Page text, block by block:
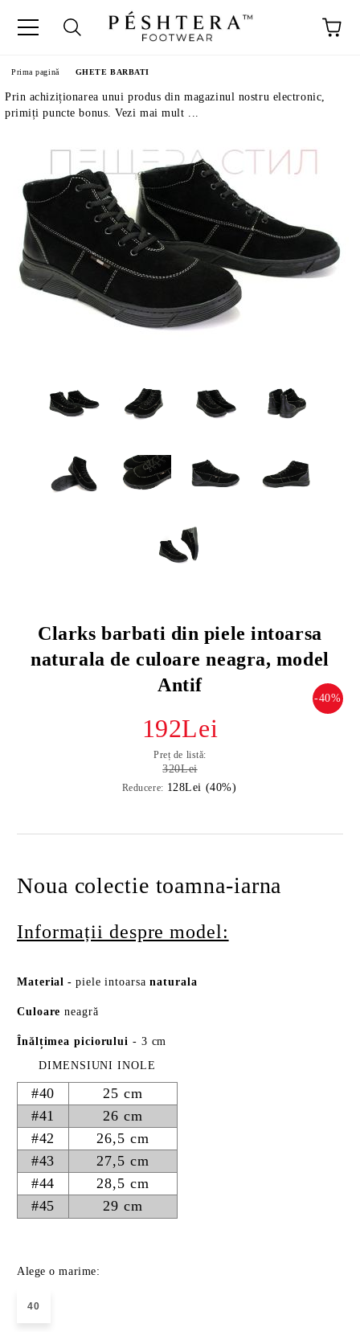
Prima pagină GHETE BARBATI
Prin achiziționarea unui produs din magazinul nostru electronic,
primiți puncte bonus. Vezi mai mult ...
Clarks barbati din piele intoarsa
naturala de culoare neagra, model
Antif
-40%
192Lei
Preț de listă:
320Lei
Reducere: 128Lei (40%)
Noua colectie toamna-iarna
Informații despre model:
Material - piele intoarsanaturala
Culoare neagră
Înălțimea piciorului - 3 cm
DIMENSIUNI INOLE
#40
25 cm
#41
26 cm
#42
26,5 cm
#43
27,5 cm
#44
28,5 cm
#45
29 cm
Alege o marime:
40